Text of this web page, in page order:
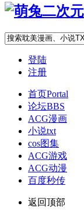
登陆
注册
首页Portal
论坛BBS
ACG漫画
小说txt
cos图集
ACG游戏
ACG动漫
百度秒传
返回顶部